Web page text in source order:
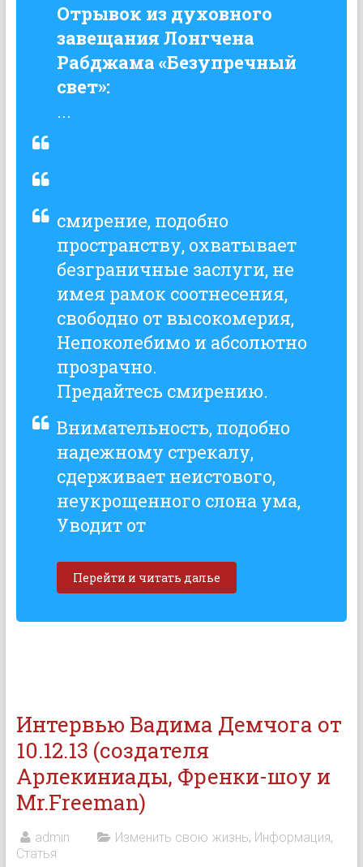
Отрывок из духовного
завещания Лонгчена
Рабджама «Безупречный
свет»:
...
смирение, подобно
пространству, охватывает
безграничные заслуги, не
имея рамок соотнесения,
свободно от высокомерия,
Непоколебимо и абсолютно
прозрачно.
Предайтесь смирению.
Внимательность, подобно
надежному стрекалу,
сдерживает неистового,
неукрощенного слона ума,
Уводит от
Перейти и читать далье
Интервью Вадима Демчога от
10.12.13 (создателя
Арлекиниады, Френки-шоу и
Mr.Freeman)
admin Изменить свою жизнь, Информация,
Статья